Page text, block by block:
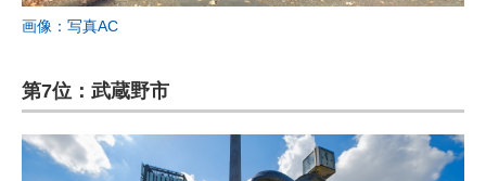
画像：写真AC
第7位：武蔵野市